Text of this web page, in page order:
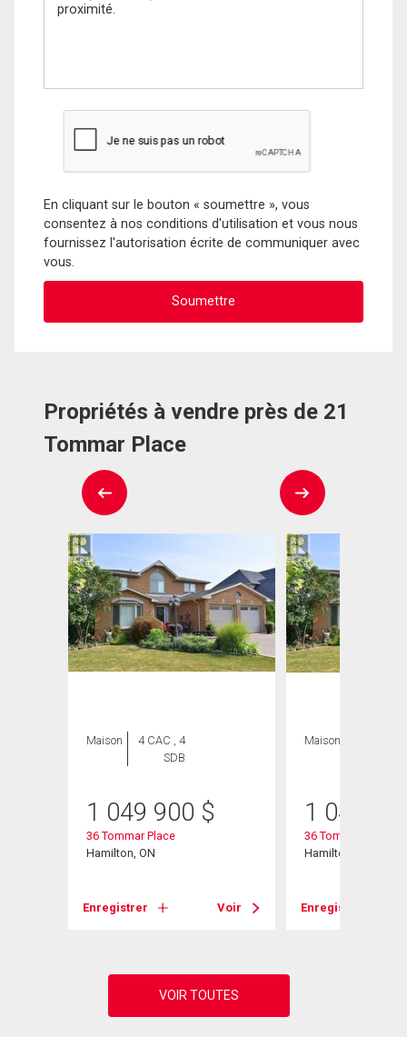
En cliquant sur le bouton « soumettre », vous
consentez à nos conditions d'utilisation et vous nous
fournissez l'autorisation écrite de communiquer avec
vous.
Propriétés à vendre près de 21
Tommar Place
Maison
4 CAC , 4
SDB
1 049 900 $
36 Tommar Place
Hamilton, ON
Enregistrer Voir
Maison
1 049
36 Tommar Place
Hamilton, ON
Enregistrer